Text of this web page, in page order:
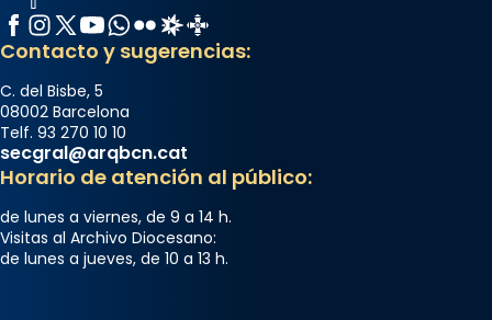
Facebook
Instagram
X / Twitter
YouTube
WhatsApp
FlickrRadio Estel
Catalunya Cristiana
Contacto y sugerencias:
C. del Bisbe, 5
08002 Barcelona
Telf. 93 270 10 10
secgral@arqbcn.cat
Horario de atención al público:
de lunes a viernes, de 9 a 14 h.
Visitas al Archivo Diocesano:
de lunes a jueves, de 10 a 13 h.